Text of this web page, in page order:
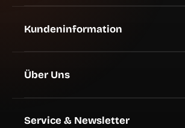
Kundeninformation
Über Uns
Service & Newsletter